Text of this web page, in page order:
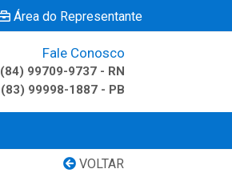
Área do Representante
Fale Conosco
(84) 99709-9737 - RN
(83) 99998-1887 - PB
VOLTAR